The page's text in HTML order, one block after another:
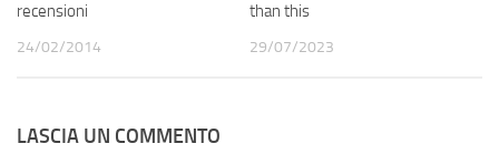
recensioni
24/02/2014
than this
29/07/2023
LASCIA UN COMMENTO